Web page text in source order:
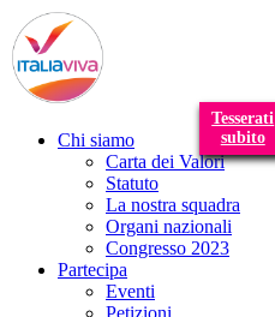
Tesserati
subito
Chi siamo
Carta dei Valori
Statuto
La nostra squadra
Organi nazionali
Congresso 2023
Partecipa
Eventi
Petizioni